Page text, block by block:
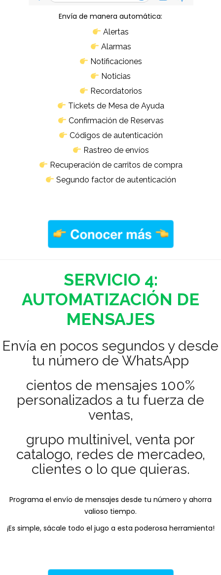
Envía de manera automática:
Alertas
Alarmas
Notificaciones
Noticias
Recordatorios
Tickets de Mesa de Ayuda
Confirmación de Reservas
Códigos de autenticación
Rastreo de envíos
Recuperación de carritos de compra
Segundo factor de autenticación
SERVICIO 4:
AUTOMATIZACIÓN DE
MENSAJES
Envía en pocos segundos y desde
tu número de WhatsApp
cientos de mensajes 100%
personalizados a tu fuerza de
ventas,
grupo multinivel, venta por
catalogo, redes de mercadeo,
clientes o lo que quieras.
Programa el envío de mensajes desde tu número y ahorra
valioso tiempo.
¡Es simple, sácale todo el jugo a esta poderosa herramienta!